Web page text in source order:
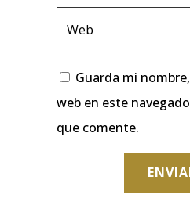
Guarda mi
web en este
que comente.